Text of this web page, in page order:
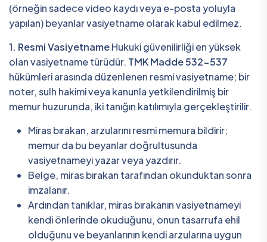
(örneğin sadece video kaydı veya e-posta yoluyla
yapılan) beyanlar vasiyetname olarak kabul edilmez.
1. Resmi VasiyetnameHukuki güvenilirliği en yüksek
olan vasiyetname türüdür. TMK Madde 532-537
hükümleri arasında düzenlenen resmi vasiyetname; bir
noter, sulh hakimi veya kanunla yetkilendirilmiş bir
memur huzurunda, iki tanığın katılımıyla gerçekleştirilir.
Miras bırakan, arzularını resmi memura bildirir;
memur da bu beyanlar doğrultusunda
vasiyetnameyi yazar veya yazdırır.
Belge, miras bırakan tarafından okunduktan sonra
imzalanır.
Ardından tanıklar, miras bırakanın vasiyetnameyi
kendi önlerinde okuduğunu, onun tasarrufa ehil
olduğunu ve beyanlarının kendi arzularına uygun